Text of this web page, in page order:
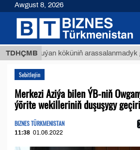
TDHÇMB
Buýan köküniň arassalanmadyk
Sebitleýin
Merkezi Aziýa bilen ÝB-niň
ýörite wekilleriniň duşuşygy
BIZNES TÜRKMENISTAN
11:38 01.06.2022
Awgust 8, 2026